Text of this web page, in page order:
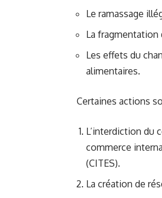
Le ramassage
La
Les effets du
alimentaires.
Certaines actions
L’interdiction du
commerce
(CITES).
La création de